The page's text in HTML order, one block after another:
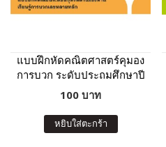
แบบฝึกหัดคณิตศาสตร์คุมอง
การบวก ระดับประถมศึกษาปี
ที่ 2
100 บาท
หยิบใส่ตะกร้า